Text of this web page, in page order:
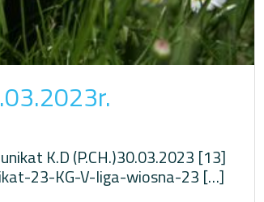
K.D (P.CH.)30.03.2023 [13]
23-KG-V-liga-wiosna-23 […]